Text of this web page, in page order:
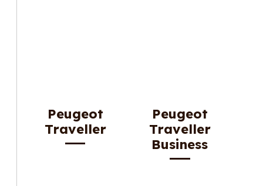
Peugeot
Traveller
Peugeot
Traveller
Business